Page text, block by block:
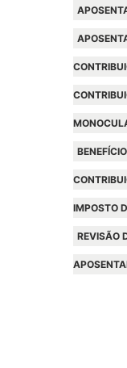
IMPOSTO
REVISÃO